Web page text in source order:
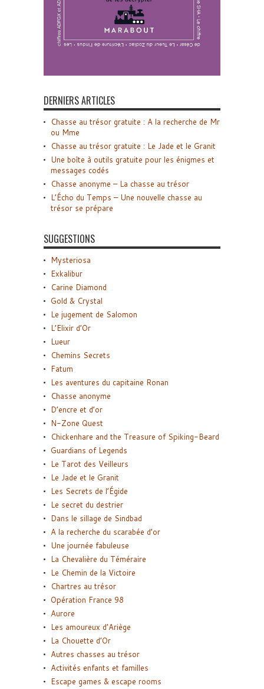
DERNIERS ARTICLES
Chasse au trésor gratuite : A la recherche de Mr
ou Mme
Chasse au trésor gratuite : Le Jade et le Granit
Une boîte à outils gratuite pour les énigmes et
messages codés
Chasse anonyme – La chasse au trésor
L’Écho du Temps – Une nouvelle chasse au
trésor se prépare
SUGGESTIONS
Mysteriosa
Exkalibur
Carine Diamond
Gold & Crystal
Le jugement de Salomon
L’Elixir d’Or
Lueur
Chemins Secrets
Fatum
Les aventures du capitaine Ronan
Chasse anonyme
D’encre et d’or
N-Zone Quest
Chickenhare and the Treasure of Spiking-Beard
Guardians of Legends
Le Tarot des Veilleurs
Le Jade et le Granit
Les Secrets de l’Égide
Le secret du destrier
Dans le sillage de Sindbad
A la recherche du scarabée d’or
Une journée fabuleuse
La Chevalière du Téméraire
Le Chemin de la Victoire
Chartres au trésor
Opération France 98
Aurore
Les amoureux d’Ariège
La Chouette d’Or
Autres chasses au trésor
Activités enfants et familles
Escape games & escape rooms